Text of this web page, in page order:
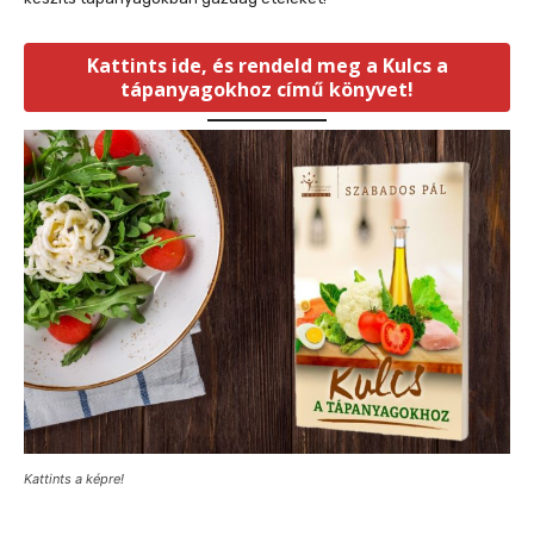
Kattints ide, és rendeld meg a Kulcs a
tápanyagokhoz című könyvet!
Kattints a képre!